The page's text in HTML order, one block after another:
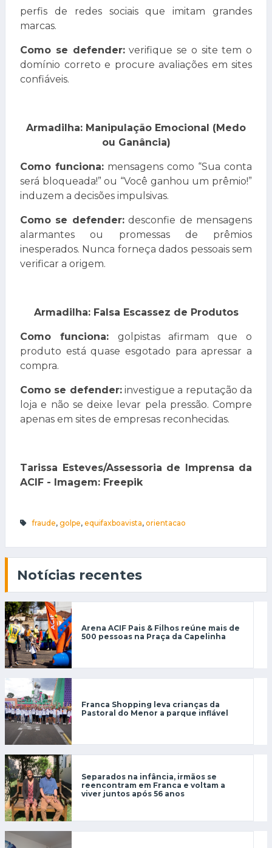
perfis de redes sociais que imitam grandes
marcas.
Como se defender:verifique se o site tem o
domínio correto e procure avaliações em sites
confiáveis.
Armadilha: Manipulação Emocional (Medo
ou Ganância)
Como funciona: mensagens como “Sua conta
será bloqueada!” ou “Você ganhou um prêmio!”
induzem a decisões impulsivas.
Como se defender:desconfie de mensagens
alarmantes ou promessas de prêmios
inesperados. Nunca forneça dados pessoais sem
verificar a origem.
Armadilha: Falsa Escassez de Produtos
Como funciona: golpistas afirmam que o
produto está quase esgotado para apressar a
compra.
Como se defender:investigue a reputação da
loja e não se deixe levar pela pressão. Compre
apenas em sites de empresas reconhecidas.
Tarissa Esteves/Assessoria de Imprensa da
ACIF - Imagem: Freepik
fraude,golpe,equifaxboavista,orientacao
Notícias recentes
Arena ACIF Pais & Filhos reúne mais de
500 pessoas na Praça da Capelinha
Franca Shopping leva crianças da
Pastoral do Menor a parque inflável
Separados na infância, irmãos se
reencontram em Franca e voltam a
viver juntos após 56 anos